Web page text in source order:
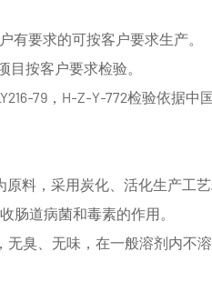
有要求的可按客户要求生产。
目按客户要求检验。
79，H-Z-Y-772检验依据
原料，采用炭化、活化生产工
肠道病菌和毒素的作用。
臭、无味，在一般溶剂内不溶